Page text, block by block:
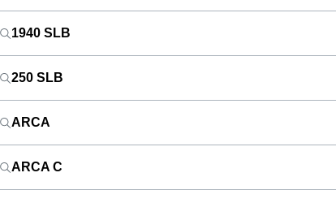
1940 SLB
250 SLB
ARCA
ARCA C